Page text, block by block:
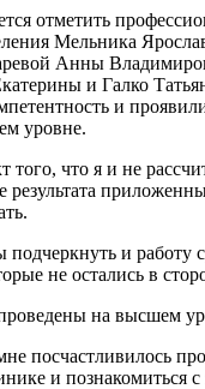
отметить
Мельника
Анны
и Галко
и
уровне.
что я и не
результата
подчеркнуть и работу
не остались в
на высшем
посчастливилось
и познакомиться